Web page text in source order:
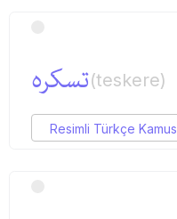
تسكره(teskere)
Resimli Türkçe Kamus